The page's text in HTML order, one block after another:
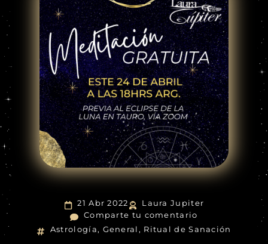
21 Abr 2022
Laura Jupiter
Comparte tu comentario
Astrología, General , Ritual de Sanación